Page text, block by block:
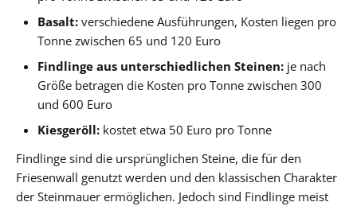
Basalt: verschiedene Ausführungen, Kosten liegen pro
Tonne zwischen 65 und 120 Euro
Findlinge aus unterschiedlichen Steinen: je nach
Größe betragen die Kosten pro Tonne zwischen 300
und 600 Euro
Kiesgeröll: kostet etwa 50 Euro pro Tonne
Findlinge sind die ursprünglichen Steine, die für den
Friesenwall genutzt werden und den klassischen Charakter
der Steinmauer ermöglichen. Jedoch sind Findlinge meist